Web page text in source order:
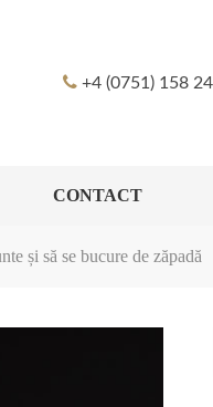
+4 (0751) 158
CONTACT
și să se bucure de zăpadă